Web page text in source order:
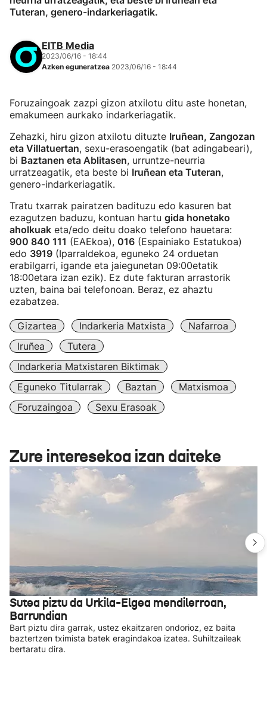
Tuteran, genero-indarkeriagatik.
EITB Media
2023/06/16 - 18:44
Azken eguneratzea 2023/06/16 - 18:44
Foruzaingoak zazpi gizon atxilotu ditu aste honetan,
emakumeen aurkako indarkeriagatik.
Zehazki, hiru gizon atxilotu dituzte Iruñean, Zangozan
eta Villatuertan, sexu-erasoengatik (bat adingabeari),
bi Baztanen eta Ablitasen, urruntze-neurria
urratzeagatik, eta beste bi Iruñean eta Tuteran,
genero-indarkeriagatik.
Tratu txarrak pairatzen badituzu edo kasuren bat
ezagutzen baduzu, kontuan hartu gida honetako
aholkuak eta/edo deitu doako telefono hauetara:
900 840 111 (EAEkoa), 016 (Espainiako Estatukoa)
edo 3919 (Iparraldekoa, eguneko 24 orduetan
erabilgarri, igande eta jaiegunetan 09:00etatik
18:00etara izan ezik). Ez dute fakturan arrastorik
uzten, baina bai telefonoan. Beraz, ez ahaztu
ezabatzea.
Gizartea Indarkeria Matxista
Nafarroa
Iruñea
Tutera
Indarkeria Matxistaren Biktimak
Eguneko Titularrak
Baztan
Matxismoa
Foruzaingoa
Sexu Erasoak
Zure interesekoa izan daiteke
Sutea piztu da Urkila-Elgea mendilerroan,
Barrundian
Bart piztu dira garrak, ustez ekaitzaren ondorioz, ez baita
baztertzen tximista batek eragindakoa izatea. Suhiltzaileak
bertaratu dira.